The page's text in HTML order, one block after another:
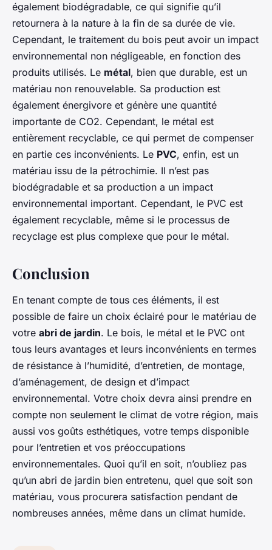
également biodégradable, ce qui signifie qu’il
retournera à la nature à la fin de sa durée de vie.
Cependant, le traitement du bois peut avoir un impact
environnemental non négligeable, en fonction des
produits utilisés. Le métal, bien que durable, est un
matériau non renouvelable. Sa production est
également énergivore et génère une quantité
importante de CO2. Cependant, le métal est
entièrement recyclable, ce qui permet de compenser
en partie ces inconvénients. Le PVC, enfin, est un
matériau issu de la pétrochimie. Il n’est pas
biodégradable et sa production a un impact
environnemental important. Cependant, le PVC est
également recyclable, même si le processus de
recyclage est plus complexe que pour le métal.
Conclusion
En tenant compte de tous ces éléments, il est
possible de faire un choix éclairé pour le matériau de
votre abri de jardin. Le bois, le métal et le PVC ont
tous leurs avantages et leurs inconvénients en termes
de résistance à l’humidité, d’entretien, de montage,
d’aménagement, de design et d’impact
environnemental. Votre choix devra ainsi prendre en
compte non seulement le climat de votre région, mais
aussi vos goûts esthétiques, votre temps disponible
pour l’entretien et vos préoccupations
environnementales. Quoi qu’il en soit, n’oubliez pas
qu’un abri de jardin bien entretenu, quel que soit son
matériau, vous procurera satisfaction pendant de
nombreuses années, même dans un climat humide.